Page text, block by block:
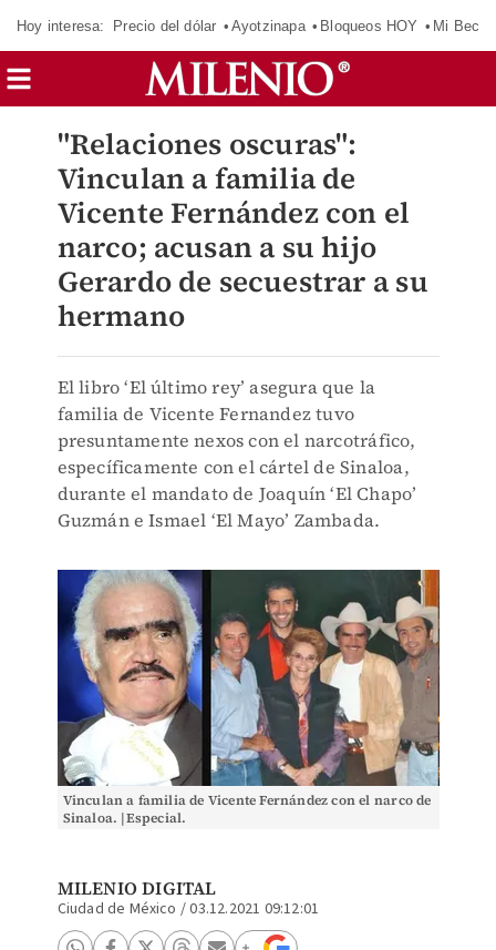
Hoy interesa: Precio del dólar Ayotzinapa Bloqueos HOY Mi Beca
"Relaciones oscuras":
Vinculan a familia de
Vicente Fernández con el
narco; acusan a su hijo
Gerardo de secuestrar a su
hermano
El libro ‘El último rey’ asegura que la
familia de Vicente Fernandez tuvo
presuntamente nexos con el narcotráfico,
específicamente con el cártel de Sinaloa,
durante el mandato de Joaquín ‘El Chapo’
Guzmán e Ismael ‘El Mayo’ Zambada.
Vinculan a familia de Vicente Fernández con el narco de
Sinaloa. |Especial.
MILENIO DIGITAL
Ciudad de México /03.12.2021 09:12:01